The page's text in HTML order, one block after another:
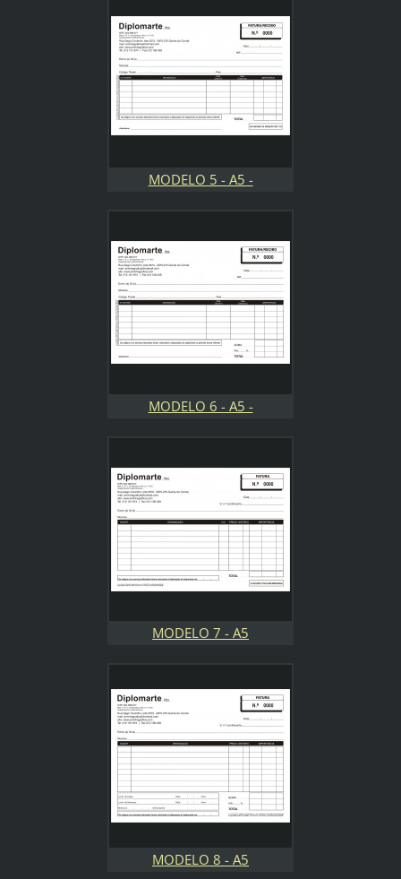
MODELO 5 - A5 -
MODELO 6 - A5 -
MODELO 7 - A5
MODELO 8 - A5